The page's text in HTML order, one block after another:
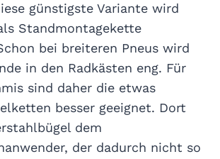
günstigste Variante wird
Standmontagekette
bei breiteren Pneus wird
in den Radkästen eng. Für
sind daher die etwas
besser geeignet. Dort
dem
der dadurch nicht so